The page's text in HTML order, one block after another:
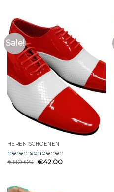
Sale!
HEREN SCHOENEN
heren schoenen
€80.00 €42.00